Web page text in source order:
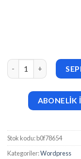
Coaching Plus Theme
ABONELİK
Stok kodu:b0f78654
Kategoriler:Wordpress